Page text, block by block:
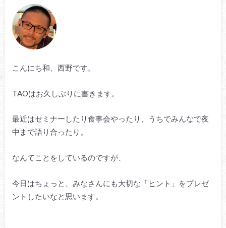
こんにち和、西野です。
TAOはお久しぶりに書きます。
最近はセミナーしたり食事会やったり、うちでみんなで夜
中まで語り合ったり。
なんてことをしているのですが、
今日はちょっと、みなさんにも大切な「ヒント」をプレゼ
ントしたいなと思います。